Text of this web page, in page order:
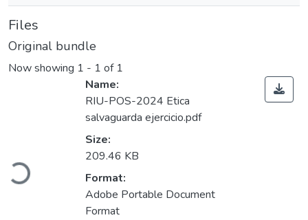
Files
Original bundle
Now showing 1 - 1 of 1
Loading...
Name:
RIU-POS-2024 Etica
salvaguarda ejercicio.pdf
Size:
209.46 KB
Format:
Adobe Portable Document
Format